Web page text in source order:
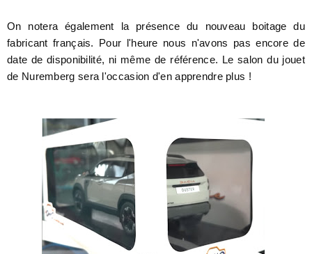
On notera également la présence du nouveau boitage du
fabricant français. Pour l'heure nous n'avons pas encore de
date de disponibilité, ni même de référence. Le salon du jouet
de Nuremberg sera l'occasion d'en apprendre plus !